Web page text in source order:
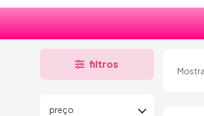
filtros
preço